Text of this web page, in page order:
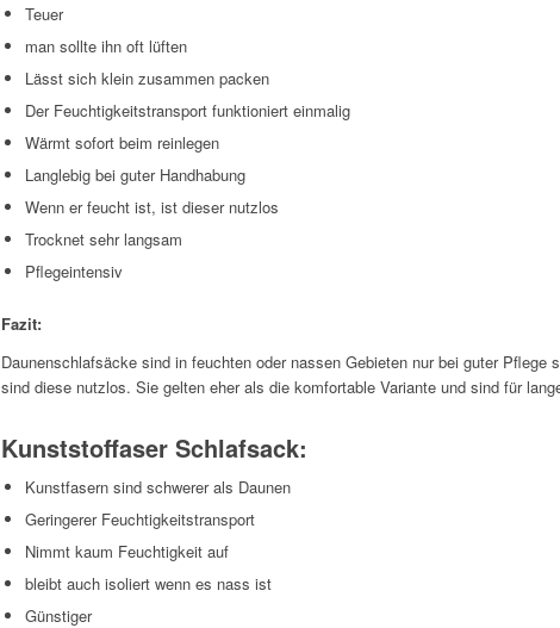
Teuer
man sollte ihn oft lüften
Lässt sich klein zusammen packen
Der Feuchtigkeitstransport funktioniert einmalig
Wärmt sofort beim reinlegen
Langlebig bei guter Handhabung
Wenn er feucht ist, ist dieser nutzlos
Trocknet sehr langsam
Pflegeintensiv
Fazit:
Daunenschlafsäcke sind in feuchten oder nassen Gebieten nur bei guter
sind diese nutzlos. Sie gelten eher als die komfortable Variante und sind für
Kunststoffaser Schlafsack:
Kunstfasern sind schwerer als Daunen
Geringerer Feuchtigkeitstransport
Nimmt kaum Feuchtigkeit auf
bleibt auch isoliert wenn es nass ist
Günstiger